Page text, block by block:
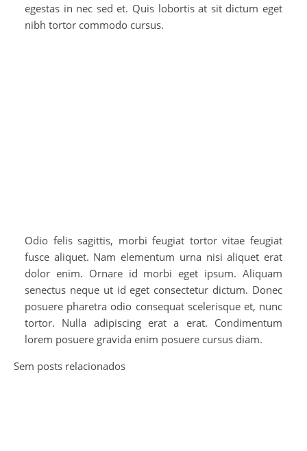
egestas in nec sed et. Quis lobortis at sit dictum eget
nibh tortor commodo cursus.
Odio felis sagittis, morbi feugiat tortor vitae feugiat
fusce aliquet. Nam elementum urna nisi aliquet erat
dolor enim. Ornare id morbi eget ipsum. Aliquam
senectus neque ut id eget consectetur dictum. Donec
posuere pharetra odio consequat scelerisque et, nunc
tortor. Nulla adipiscing erat a erat. Condimentum
lorem posuere gravida enim posuere cursus diam.
Sem posts relacionados